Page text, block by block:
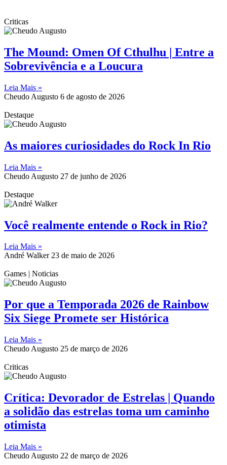
Criticas
The Mound: Omen Of Cthulhu | Entre a
Sobrevivência e a Loucura
Leia Mais »
Cheudo Augusto 6 de agosto de 2026
Destaque
As maiores curiosidades do Rock In Rio
Leia Mais »
Cheudo Augusto 27 de junho de 2026
Destaque
Você realmente entende o Rock in Rio?
Leia Mais »
André Walker23 de maio de 2026
Games | Noticias
Por que a Temporada 2026 de Rainbow
Six Siege Promete ser Histórica
Leia Mais »
Cheudo Augusto 25 de março de 2026
Criticas
Crítica: Devorador de Estrelas | Quando
a solidão das estrelas toma um caminho
otimista
Leia Mais »
Cheudo Augusto 22 de março de 2026